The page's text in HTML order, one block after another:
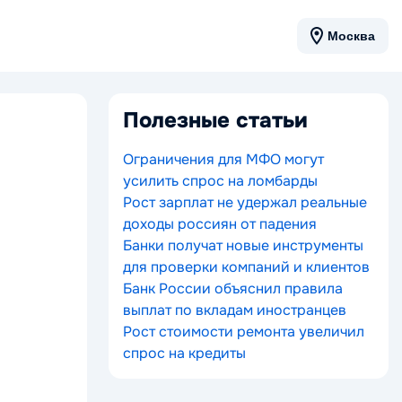
Москва
Полезные статьи
Ограничения для МФО могут
усилить спрос на ломбарды
Рост зарплат не удержал реальные
доходы россиян от падения
Банки получат новые инструменты
для проверки компаний и клиентов
Банк России объяснил правила
выплат по вкладам иностранцев
Рост стоимости ремонта увеличил
спрос на кредиты